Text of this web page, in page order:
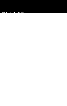
Ghid Vita